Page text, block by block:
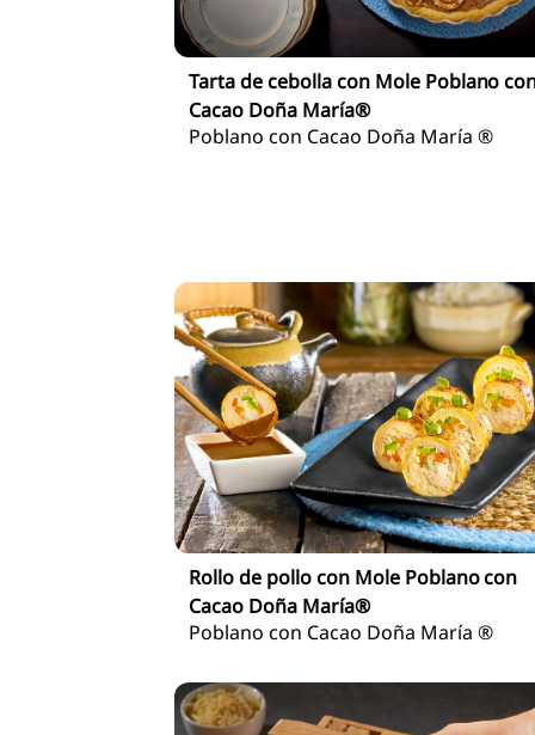
Tarta de cebolla con Mole Poblano
Cacao Doña María®
Poblano con Cacao Doña María ®
Rollo de pollo con Mole Poblano con
Cacao Doña María®
Poblano con Cacao Doña María ®